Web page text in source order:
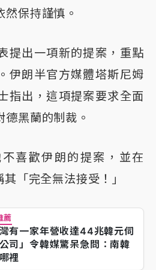
保持謹慎。
提出一項新的提案，重點
伊朗半官方媒體塔斯尼姆
指出，這項提案要求全面
黑蘭的制裁。
喜歡伊朗的提案，並在
「完全無法接受！」
薦
灣有一家年營收達44兆韓元伺
司」令韓媒驚呆急問：南韓
裡